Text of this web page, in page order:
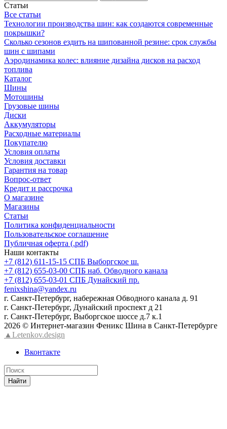
Статьи
Все статьи
Технологии производства шин: как создаются современные
покрышки?
Сколько сезонов ездить на шипованной резине: срок службы
шин с шипами
Аэродинамика колес: влияние дизайна дисков на расход
топлива
Каталог
Шины
Мотошины
Грузовые шины
Диски
Аккумуляторы
Расходные материалы
Покупателю
Условия оплаты
Условия доставки
Гарантия на товар
Вопрос-ответ
Кредит и рассрочка
О магазине
Магазины
Статьи
Политика конфиденциальности
Пользовательское соглашение
Публичная оферта (.pdf)
Наши контакты
+7 (812) 611-15-15 СПБ Выборгское ш.
+7 (812) 655-03-00 СПБ наб. Обводного канала
+7 (812) 655-03-01 СПБ Дунайский пр.
fenixshina@yandex.ru
г. Санкт-Петербург, набережная Обводного канала д. 91
г. Санкт-Петербург, Дунайский проспект д 21
г. Санкт-Петербург, Выборгское шоссе д.7 к.1
2026 © Интернет-магазин Феникс Шина в Санкт-Петербурге
▲Letenkov.design
Вконтакте
Найти